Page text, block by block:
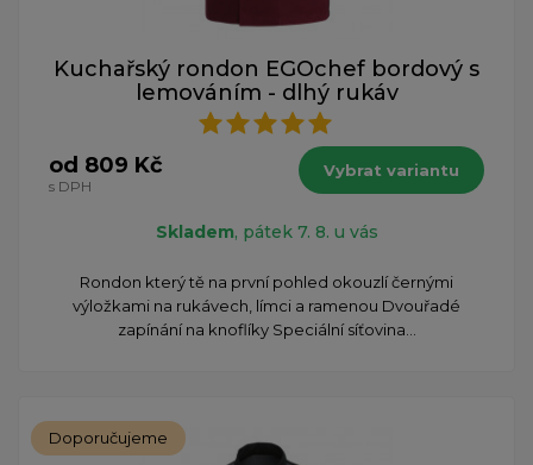
Kuchařský rondon EGOchef bordový s
lemováním - dlhý rukáv
od 809 Kč
s DPH
Vybrat variantu
Skladem, pátek 7. 8. u vás
Rondon který tě na první pohled okouzlí černými
výložkami na rukávech, límci a ramenou Dvouřadé
zapínání na knoflíky Speciální síťovina...
Doporučujeme